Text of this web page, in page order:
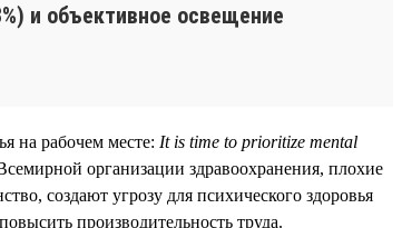
и объективное освещение
на рабочем месте: It is time to prioritize mental
организации здравоохранения, плохие
создают угрозу для психического здоровья
производительность труда.